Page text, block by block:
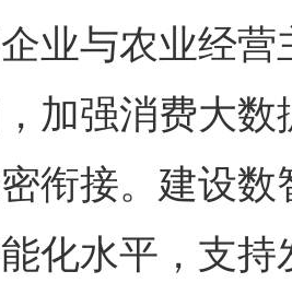
业与农业经
加强消费大
衔接。建设
化水平，支持